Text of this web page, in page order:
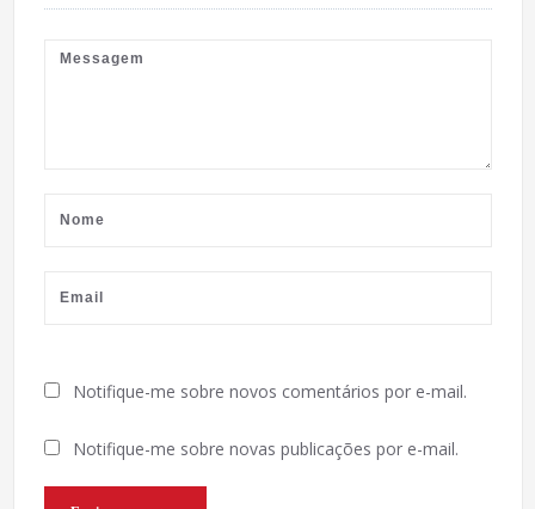
Notifique-me sobre novos comentários por e-mail.
Notifique-me sobre novas publicações por e-mail.